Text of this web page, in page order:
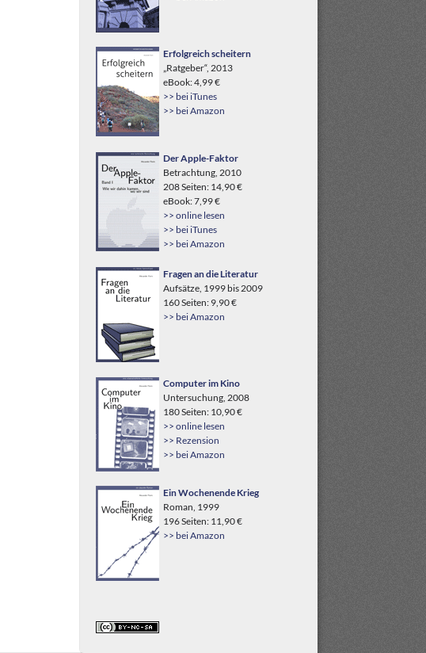
Erfolgreich scheitern
„Ratgeber“, 2013
eBook: 4,99 €
>> bei iTunes
>> bei Amazon
Der Apple-Faktor
Betrachtung, 2010
208 Seiten: 14,90 €
eBook: 7,99 €
>> online lesen
>> bei iTunes
>> bei Amazon
Fragen an die Literatur
Aufsätze, 1999 bis 2009
160 Seiten: 9,90 €
>> bei Amazon
Computer im Kino
Untersuchung, 2008
180 Seiten: 10,90 €
>> online lesen
>> Rezension
>> bei Amazon
Ein Wochenende Krieg
Roman, 1999
196 Seiten: 11,90 €
>> bei Amazon